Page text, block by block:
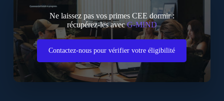
Ne laissez pas vos primes CEE dormir :
récupérez-les avecG-MIND
Contactez-nous pour vérifier votre éligibilité